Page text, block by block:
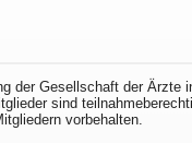
der Gesellschaft der Ärzte
sind
vorbehalten.